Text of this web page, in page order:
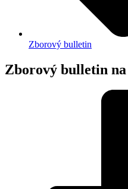
Zborový bulletin
Zborový bulletin